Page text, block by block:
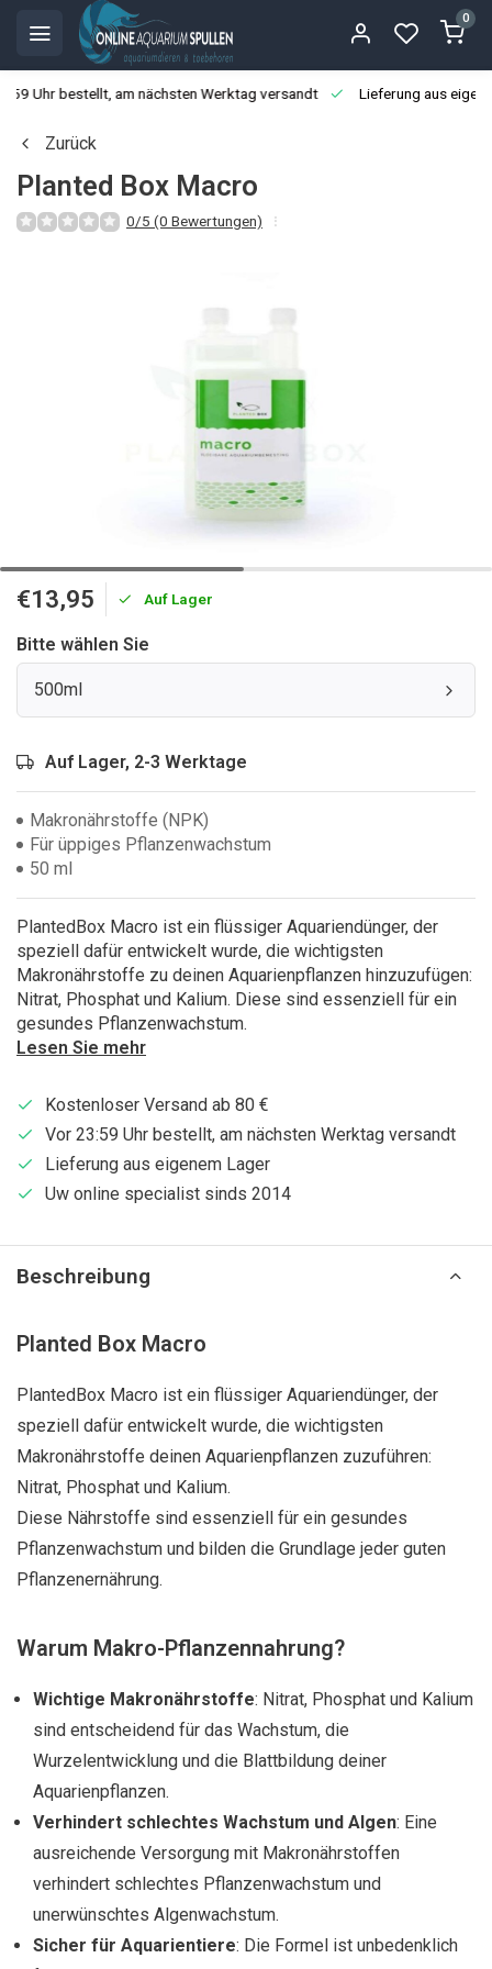
0
Uhr bestellt, am nächsten Werktag versandt Lieferung aus
Zurück
Planted Box Macro
0/5 (0 Bewertungen)
€13,95 Auf Lager
Bitte wählen Sie
500ml
Auf Lager, 2-3 Werktage
Makronährstoffe (NPK)
Für üppiges Pflanzenwachstum
50 ml
PlantedBox Macro ist ein flüssiger Aquariendünger, der
speziell dafür entwickelt wurde, die wichtigsten
Makronährstoffe zu deinen Aquarienpflanzen hinzuzufügen:
Nitrat, Phosphat und Kalium. Diese sind essenziell für ein
gesundes Pflanzenwachstum.
Lesen Sie mehr
Kostenloser Versand ab 80 €
Vor 23:59 Uhr bestellt, am nächsten Werktag versandt
Lieferung aus eigenem Lager
Uw online specialist sinds 2014
Beschreibung
Planted Box Macro
PlantedBox Macro ist ein flüssiger Aquariendünger, der
speziell dafür entwickelt wurde, die wichtigsten
Makronährstoffe deinen Aquarienpflanzen zuzuführen:
Nitrat, Phosphat und Kalium.
Diese Nährstoffe sind essenziell für ein gesundes
Pflanzenwachstum und bilden die Grundlage jeder guten
Pflanzenernährung.
Warum Makro-Pflanzennahrung?
Wichtige Makronährstoffe: Nitrat, Phosphat und Kalium
sind entscheidend für das Wachstum, die
Wurzelentwicklung und die Blattbildung deiner
Aquarienpflanzen.
Verhindert schlechtes Wachstum und Algen: Eine
ausreichende Versorgung mit Makronährstoffen
verhindert schlechtes Pflanzenwachstum und
unerwünschtes Algenwachstum.
Sicher für Aquarientiere: Die Formel ist unbedenklich